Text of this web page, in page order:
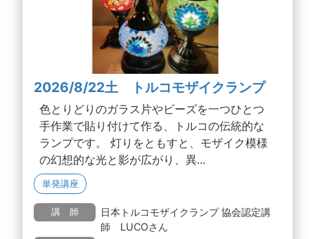
2026/8/22土 トルコモザイクランプ
色とりどりのガラス片やビーズを一つひとつ
手作業で貼り付けて作る、トルコの伝統的な
ランプです。 灯りをともすと、モザイク模様
の幻想的な光と影が広がり、異...
単発講座
講 師
日本トルコモザイクランプ 協会認定講
師 LUCOさん